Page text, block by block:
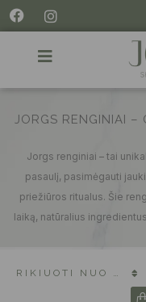
JORGS RENGINIAI –
Jorgs renginiai – tai
pasaulį, pasimėgauti
priežiūros ritualus. Šie
laiką, natūralius